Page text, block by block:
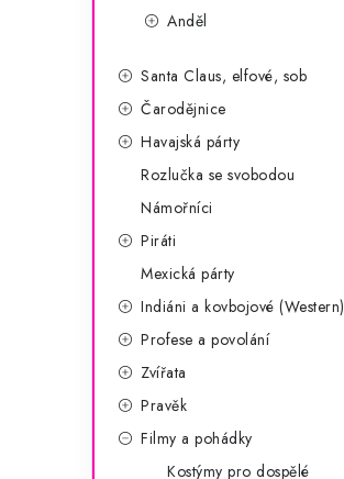
Anděl
Santa Claus, elfové, sob
Čarodějnice
Havajská párty
Rozlučka se svobodou
Námořníci
Piráti
Mexická párty
Indiáni a kovbojové (Western)
Profese a povolání
Zvířata
Pravěk
Filmy a pohádky
Kostýmy pro dospělé